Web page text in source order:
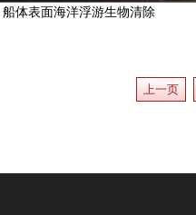
船体表面海洋浮游生物清除
上一页